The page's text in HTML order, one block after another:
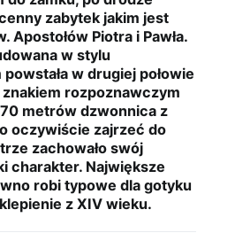
zabytek jakim jest
Apostołów Piotra i Pawła.
w stylu
w drugiej połowie
rozpoznawczym
metrów dzwonnica z
oczywiście zajrzeć do
zachowało swój
charakter. Największe
robi typowe dla gotyku
z XIV wieku.